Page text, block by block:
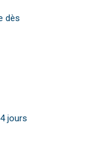
dès
jours